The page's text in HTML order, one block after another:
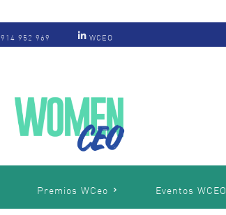
914 952 969 WCEO
Premios WCeo Eventos WCEO